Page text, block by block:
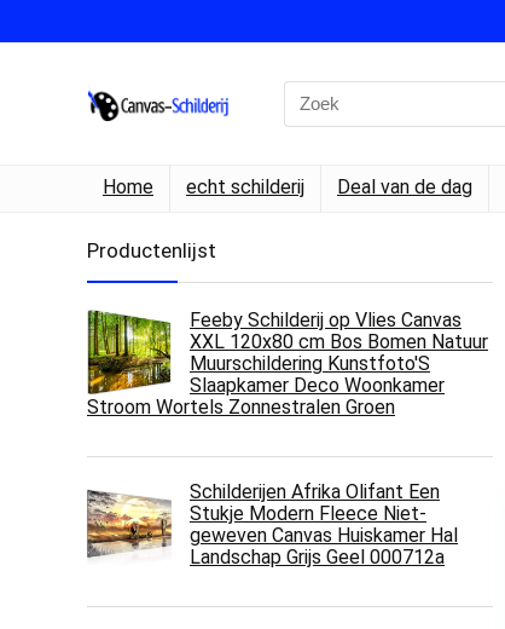
Search
for:
Home echt schilderij Deal van de dag
Productenlijst
Feeby Schilderij op Vlies Canvas
XXL 120x80 cm Bos Bomen Natuur
Muurschildering Kunstfoto'S
Slaapkamer Deco Woonkamer
Stroom Wortels Zonnestralen Groen
Schilderijen Afrika Olifant Een
Stukje Modern Fleece Niet-
geweven Canvas Huiskamer Hal
Landschap Grijs Geel 000712a